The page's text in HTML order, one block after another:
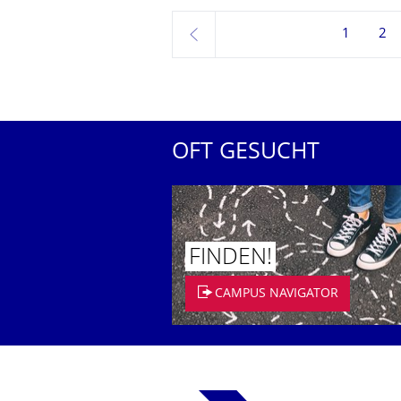
zurück
1 2
OFT GESUCHT
FINDEN!
CAMPUS NAVIGATOR